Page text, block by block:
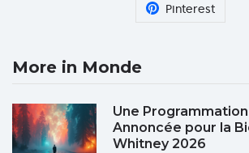
Pinterest
More in Monde
Une
Annoncée pour la
Whitney 2026